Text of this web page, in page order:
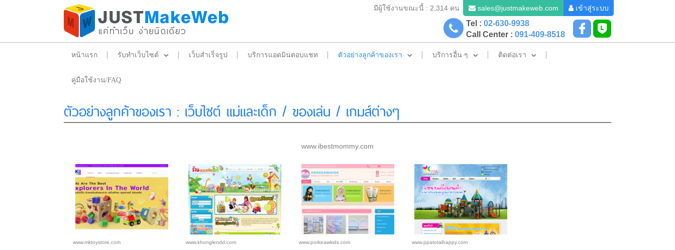
sales@justmakeweb.com เข้าสู่ระบบ
มีผู้ใช้งานขณะนี้ : 2,314 คน
Tel : 02-630-9938
Call Center : 091-409-8518
หน้าแรก รับทำเว็บไซต์ เว็บสำเร็จรูป บริการแอดมินตอบแชท ตัวอย่างลูกค้าของเรา บริการอื่น ๆ ติดต่อเรา
คู่มือใช้งาน/FAQ
ตัวอย่างลูกค้าของเรา : เว็บไซต์ แม่และเด็ก / ของเล่น / เกมส์ต่างๆ
www.ibestmommy.com
www.mktoystore.com www.khonglendd.com www.porkeawkids.com www.ppatotalhappy.com